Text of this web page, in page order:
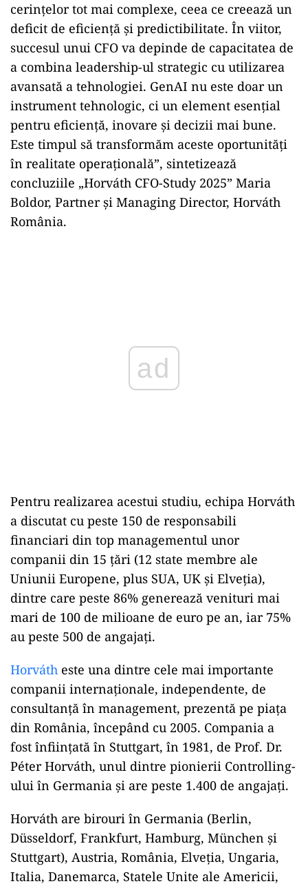
cerințelor tot mai complexe, ceea ce creează un
deficit de eficiență și predictibilitate. În viitor,
succesul unui CFO va depinde de capacitatea de
a combina leadership-ul strategic cu utilizarea
avansată a tehnologiei. GenAI nu este doar un
instrument tehnologic, ci un element esențial
pentru eficiență, inovare și decizii mai bune.
Este timpul să transformăm aceste oportunități
în realitate operațională”, sintetizează
concluziile „Horváth CFO-Study 2025” Maria
Boldor, Partner și Managing Director, Horváth
România.
ad
Pentru realizarea acestui studiu, echipa Horváth
a discutat cu peste 150 de responsabili
financiari din top managementul unor
companii din 15 țări (12 state membre ale
Uniunii Europene, plus SUA, UK și Elveția),
dintre care peste 86% generează venituri mai
mari de 100 de milioane de euro pe an, iar 75%
au peste 500 de angajați.
Horváth este una dintre cele mai importante
companii internaționale, independente, de
consultanță în management, prezentă pe piața
din România, începând cu 2005. Compania a
fost înființată în Stuttgart, în 1981, de Prof. Dr.
Péter Horváth, unul dintre pionierii Controlling-
ului în Germania și are peste 1.400 de angajați.
Horváth are birouri în Germania (Berlin,
Düsseldorf, Frankfurt, Hamburg, München și
Stuttgart), Austria, România, Elveția, Ungaria,
Italia, Danemarca, Statele Unite ale Americii,